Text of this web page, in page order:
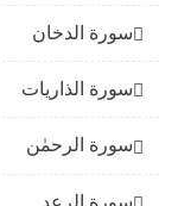
سورة الدخان
سورة الذاريات
سورة الرحمٰن
سورة الرعد